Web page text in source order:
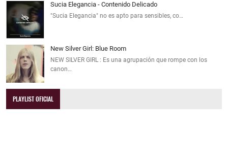
Sucia Elegancia - Contenido Delicado
"Sucia Elegancia" no es apto para sensibles, co…
New Silver Girl: Blue Room
NEW SILVER GIRL : Es una agrupación que rompe con los
canon…
PLAYLIST OFICIAL